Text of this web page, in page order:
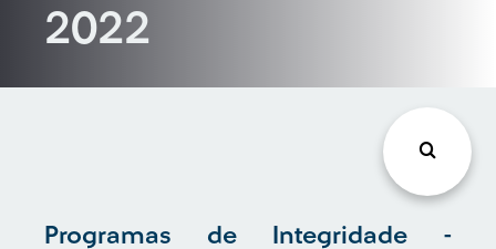
2022
Programas de Integridade -